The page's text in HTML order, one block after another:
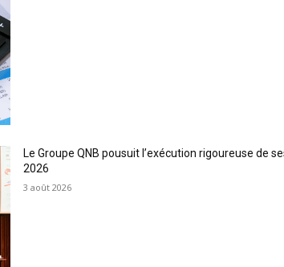
Le Groupe QNB pousuit l’exécution rigoureuse de
2026
3 août 2026